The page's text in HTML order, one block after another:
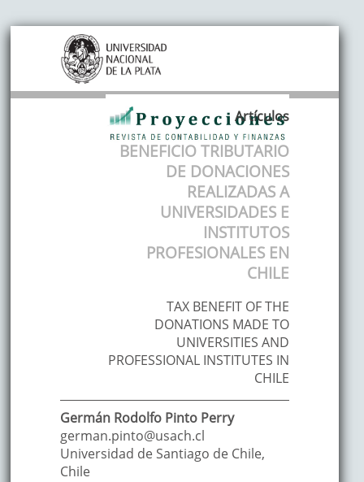
Artículos
BENEFICIO TRIBUTARIO
DE DONACIONES
REALIZADAS A
UNIVERSIDADES E
INSTITUTOS
PROFESIONALES EN
CHILE
TAX BENEFIT OF THE
DONATIONS MADE TO
UNIVERSITIES AND
PROFESSIONAL INSTITUTES IN
CHILE
Germán Rodolfo Pinto Perry
german.pinto@usach.cl
Universidad de Santiago de Chile,
Chile